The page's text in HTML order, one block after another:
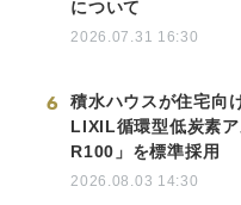
について
2026.07.31 16:30
6
積水ハウスが住宅向
LIXIL循環型低炭素
R100」を標準採用
2026.08.03 14:30